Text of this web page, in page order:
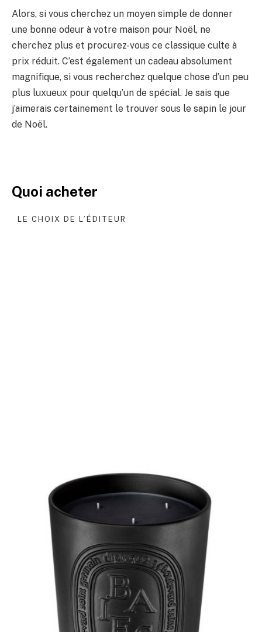
Alors, si vous cherchez un moyen simple de donner
une bonne odeur à votre maison pour Noël, ne
cherchez plus et procurez-vous ce classique culte à
prix réduit. C’est également un cadeau absolument
magnifique, si vous recherchez quelque chose d’un peu
plus luxueux pour quelqu’un de spécial. Je sais que
j’aimerais certainement le trouver sous le sapin le jour
de Noël.
Quoi acheter
LE CHOIX DE L’ÉDITEUR